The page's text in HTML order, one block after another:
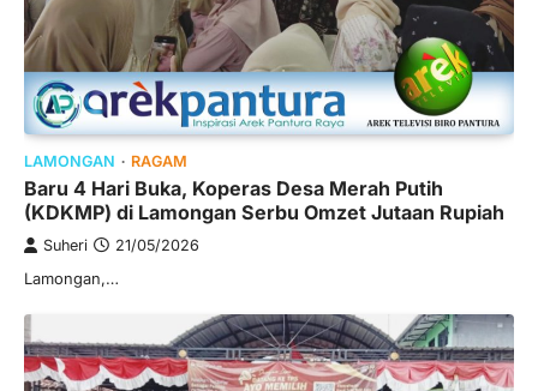
LAMONGAN RAGAM
Baru 4 Hari Buka, Koperas Desa Merah Putih
(KDKMP) di Lamongan Serbu Omzet Jutaan Rupiah
Suheri 21/05/2026
Lamongan,…